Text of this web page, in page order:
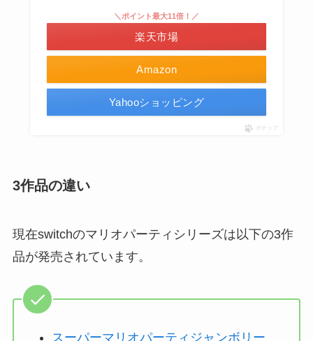
Amazon
＼ポイント最大11倍！／
楽天市場
Yahooショッピング
ポチップ
3作品の違い
現在switchのマリオパーティシリーズは以下の3作
品が発売されています。
スーパーマリオパーティジャンボリー